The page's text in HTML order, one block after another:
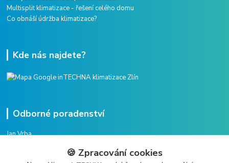
Multisplit klimatizace - řešení celého domu
Co obnáší údržba klimatizace?
Kde nás najdete?
Odborné poradenství
Jan Vrba
🍪 Zpracování cookies